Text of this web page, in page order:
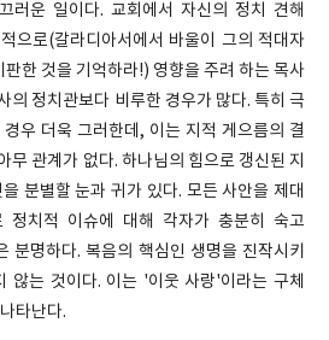
러운 일이다. 교회에서 자신의 정치 견해
으로(갈라디아서에서 바울이 그의 적대자
한 것을 기억하라!) 영향을 주려 하는 목사
의 정치관보다 비루한 경우가 많다. 특히 극
우 더욱 그러한데, 이는 지적 게으름의 결
무 관계가 없다. 하나님의 힘으로 갱신된 지
분별할 눈과 귀가 있다. 모든 사안을 제대
치적 이슈에 대해 각자가 충분히 숙고
분명하다. 복음의 핵심인 생명을 진작시키
않는 것이다. 이는 '이웃 사랑'이라는 구체
타난다.